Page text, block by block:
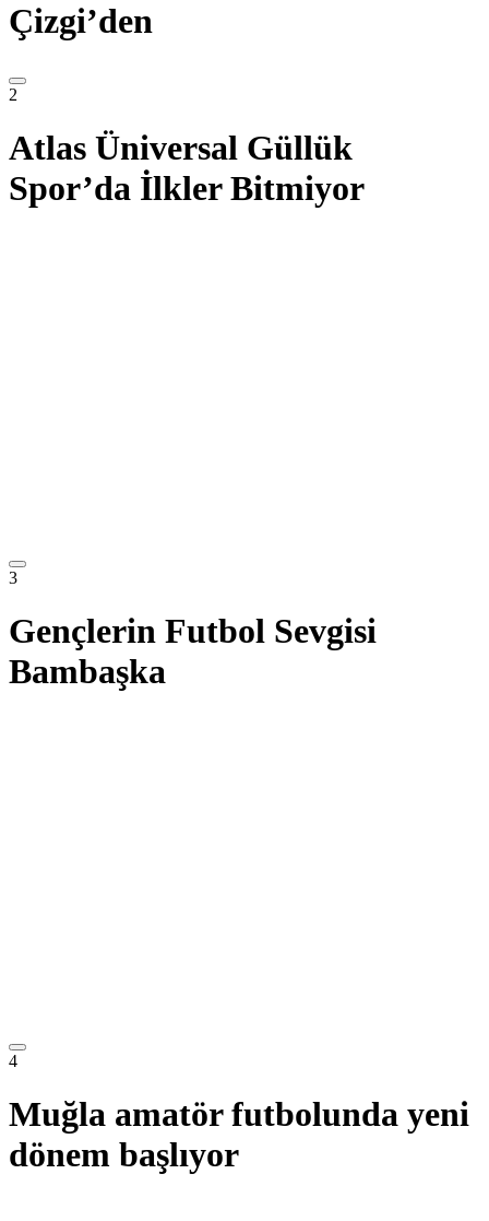
Çizgi’den
2
Atlas Üniversal Güllük
Spor’da İlkler Bitmiyor
3
Gençlerin Futbol Sevgisi
Bambaşka
4
Muğla amatör futbolunda yeni
dönem başlıyor